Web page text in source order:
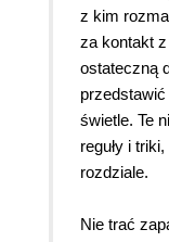
z kim
za kontakt
ostateczną
świetle. Te
reguły i
rozdziale.
Nie trać